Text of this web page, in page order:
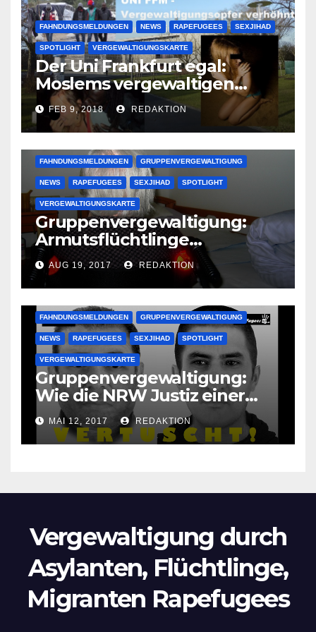
FAHNDUNGSMELDUNGEN NEWS RAPEFUGEES SEXJIHAD
SPOTLIGHT VERGEWALTIGUNGSKARTE
Der Uni Frankfurt egal:
Moslems vergewaltigen
deutsche Studentinnen auf
Uni-Campus
FEB 9, 2018 REDAKTION
FAHNDUNGSMELDUNGEN GRUPPENVERGEWALTIGUNG
NEWS RAPEFUGEES SEXJIHAD SPOTLIGHT
VERGEWALTIGUNGSKARTE
Gruppenvergewaltigung:
Armutsflüchtlinge
vergewaltigen bettlägerige
Oma im Schlaf
krankenhausreif
AUG 19, 2017 REDAKTION
FAHNDUNGSMELDUNGEN GRUPPENVERGEWALTIGUNG
NEWS RAPEFUGEES SEXJIHAD SPOTLIGHT
VERGEWALTIGUNGSKARTE
Gruppenvergewaltigung:
Wie die NRW Justiz einer
Lokalzeitung verbietet diese
Bilder zu veröffentlichen
MAI 12, 2017 REDAKTION
Vergewaltigung durch
Asylanten, Flüchtlinge,
Migranten Rapefugees